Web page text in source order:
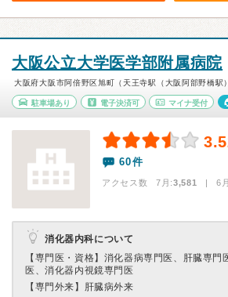
大阪公立大学医学部附属病院
大阪府大阪市阿倍野区旭町（天王寺駅（大阪阿部野橋駅
駐車場あり 電子決済可 マイナ受付
60件
アクセス数 7月:3,581 | 6
消化器内科について
【専門医・資格】 消化器病専門医、肝臓専門
医、消化器内視鏡専門医
【専門外来】 肝臓病外来